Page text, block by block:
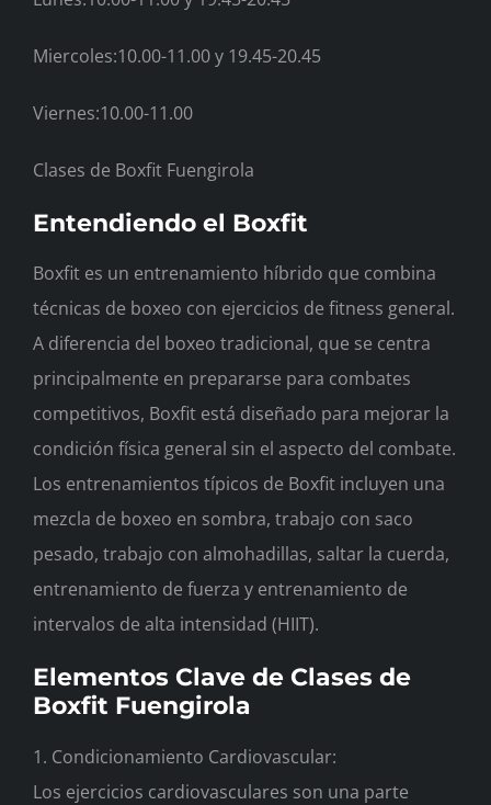
Miercoles:10.00-11.00 y 19.45-20.45
Viernes:10.00-11.00
Clases de Boxfit Fuengirola
Entendiendo el Boxfit
Boxfit es un entrenamiento híbrido que combina
técnicas de boxeo con ejercicios de fitness general.
A diferencia del boxeo tradicional, que se centra
principalmente en prepararse para combates
competitivos, Boxfit está diseñado para mejorar la
condición física general sin el aspecto del combate.
Los entrenamientos típicos de Boxfit incluyen una
mezcla de boxeo en sombra, trabajo con saco
pesado, trabajo con almohadillas, saltar la cuerda,
entrenamiento de fuerza y entrenamiento de
intervalos de alta intensidad (HIIT).
Elementos Clave de Clases de
Boxfit Fuengirola
1. Condicionamiento Cardiovascular:
Los ejercicios cardiovasculares son una parte